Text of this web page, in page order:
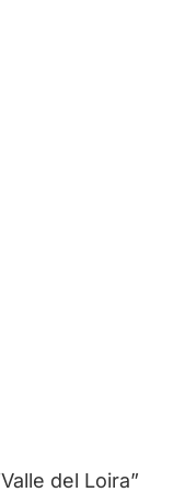
del Loira”